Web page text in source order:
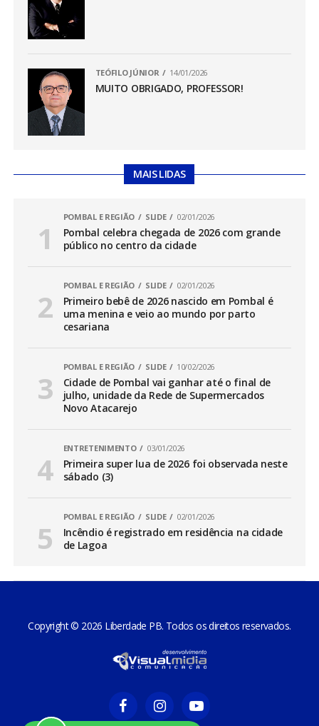
TEÓFILO JÚNIOR 14/01/2026
MUITO OBRIGADO, PROFESSOR!
MAIS LIDAS
POMBAL E REGIÃO SLIDE 02/01/2026
Pombal celebra chegada de 2026 com grande
público no centro da cidade
POMBAL E REGIÃO SLIDE 02/01/2026
Primeiro bebê de 2026 nascido em Pombal é
uma menina e veio ao mundo por parto
cesariana
POMBAL E REGIÃO SLIDE 10/02/2026
Cidade de Pombal vai ganhar até o final de
julho, unidade da Rede de Supermercados
Novo Atacarejo
ENTRETENIMENTO 03/01/2026
Primeira super lua de 2026 foi observada neste
sábado (3)
POMBAL E REGIÃO SLIDE 02/01/2026
Incêndio é registrado em residência na cidade
de Lagoa
Copyright © 2026 Liberdade PB. Todos os direitos reservados.